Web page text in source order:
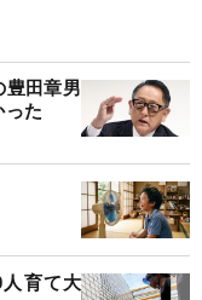
豊田章男
った
育て大